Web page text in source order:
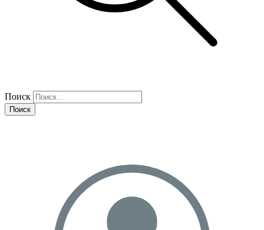
Поиск
Поиск